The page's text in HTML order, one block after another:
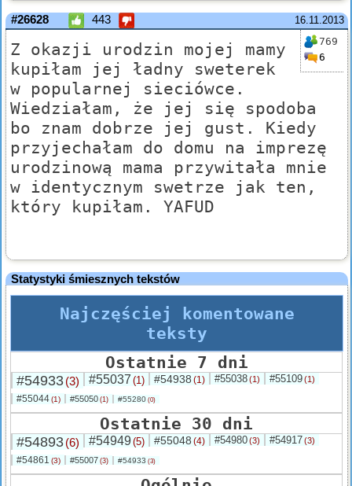
16.11.2013
#26628 443
769
6
Z okazji urodzin mojej mamy
kupiłam jej ładny sweterek
w popularnej sieciówce.
Wiedziałam, że jej się spodoba
bo znam dobrze jej gust. Kiedy
przyjechałam do domu na imprezę
urodzinową mama przywitała mnie
w identycznym swetrze jak ten,
który kupiłam. YAFUD
Statystyki śmiesznych tekstów
Najczęściej komentowane
teksty
Ostatnie 7 dni
#54933(3) #55037 (1) #54938 (1) #55038(1) #55109(1)
#55044(1) #55050 (1) #55280 (0)
Ostatnie 30 dni
#54893(6) #54949(5) #55048 (4) #54980(3) #54917(3)
#54861 (3) #55007 (3) #54933 (3)